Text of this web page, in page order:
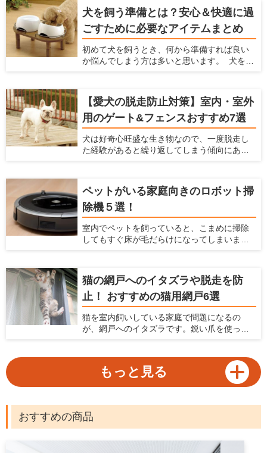
す。たくさんのメーカー、種類がズラリ並ん
でいて、どれを選んで良いか迷ってしまいま
すよね。 そこで今回は、ペットカメラを選ぶ
ときのポイント5つと、おすすめのペットカメ
ラ4つをご紹介いたします
犬を飼う準備とは？安心＆快適に過
ごすために必要なアイテムまとめ
初めて犬を飼うとき、何から準備すれば良い
か悩んでしまう方は多いと思います。 犬を飼
使うものなので、犬を飼う前に準備しておく
と慌てずに済みます。ケガや事故防止に、床
滑り対策や、ゲートの設置についても考えて
おくべきです。 この記事では、初めて犬を飼
う方におすすめのアイテムを紹介するととも
に、犬を飼う前にできる室内環境の準備につ
【愛犬の脱走防止対策】室内・室外
用のゲート&フェンスおすすめ7選
犬は好奇心旺盛な生き物なので、一度脱走し
た経験があると繰り返してしまう傾向にあり
しましょう。この記事では、脱走防止を考え
るポイントと、使い勝手の良いアイテムをま
とめて紹介します。
ペットがいる家庭向きのロボット掃
除機５選！
室内でペットを飼っていると、こまめに掃除
してもすぐ床が毛だらけになってしまいま
ボット掃除機がおすすめ。ロボット掃除機が1
台あれば、毎日の家事負担を軽減できます。
近年ロボット掃除機は高性能化が著しく、各
メーカーからさまざまなモデルがラインナッ
プされています。本記事ではロボット掃除機
の選び方とおすすめの機種をご紹介します。
猫の網戸へのイタズラや脱走を防
止！ おすすめの猫用網戸6選
猫を室内飼いしている家庭で問題になるの
が、網戸へのイタズラです。鋭い爪を使って
だけでなく、猫が脱走してしまう危険性を考
えると、網戸問題は猫を飼っている家庭に
とって早急に対処したい問題。猫を飼ってい
止に役立つ対策と、猫がいても安心して使え
る網戸を紹介します。
もっと見る
おすすめの商品